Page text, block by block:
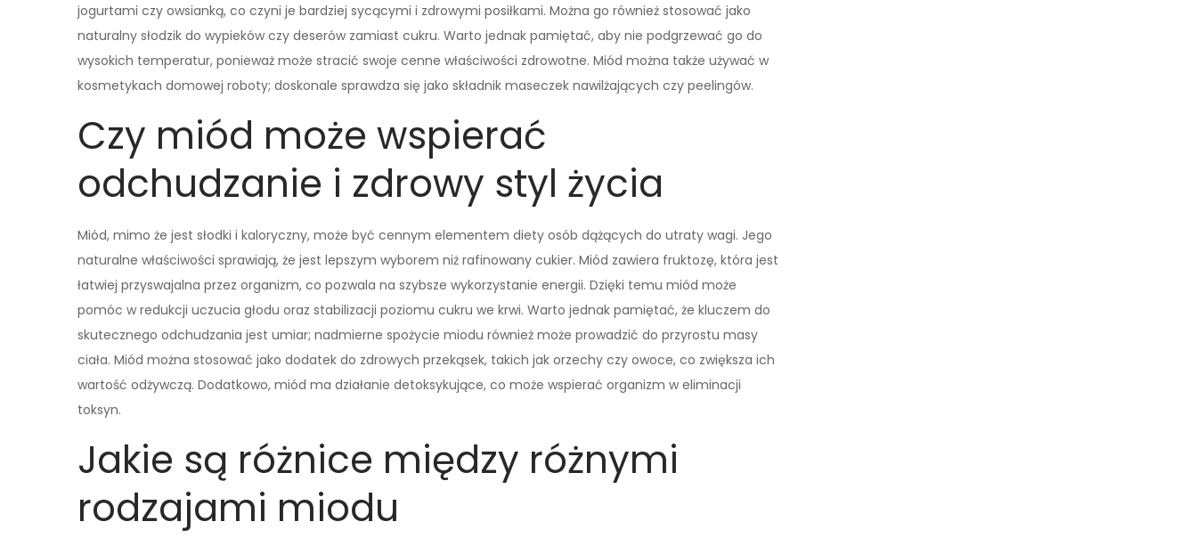
jogurtami czy owsianką, co czyni je bardziej sycącymi i zdrowymi posiłkami. Można go również stosować jako
naturalny słodzik do wypieków czy deserów zamiast cukru. Warto jednak pamiętać, aby nie podgrzewać go do
wysokich temperatur, ponieważ może stracić swoje cenne właściwości zdrowotne. Miód można także używać w
kosmetykach domowej roboty; doskonale sprawdza się jako składnik maseczek nawilżających czy peelingów.
Czy miód może wspierać
odchudzanie i zdrowy styl życia
Miód, mimo że jest słodki i kaloryczny, może być cennym elementem diety osób dążących do utraty wagi. Jego
naturalne właściwości sprawiają, że jest lepszym wyborem niż rafinowany cukier. Miód zawiera fruktozę, która jest
łatwiej przyswajalna przez organizm, co pozwala na szybsze wykorzystanie energii. Dzięki temu miód może
pomóc w redukcji uczucia głodu oraz stabilizacji poziomu cukru we krwi. Warto jednak pamiętać, że kluczem do
skutecznego odchudzania jest umiar; nadmierne spożycie miodu również może prowadzić do przyrostu masy
ciała. Miód można stosować jako dodatek do zdrowych przekąsek, takich jak orzechy czy owoce, co zwiększa ich
wartość odżywczą. Dodatkowo, miód ma działanie detoksykujące, co może wspierać organizm w eliminacji
toksyn.
Jakie są różnice między różnymi
rodzajami miodu